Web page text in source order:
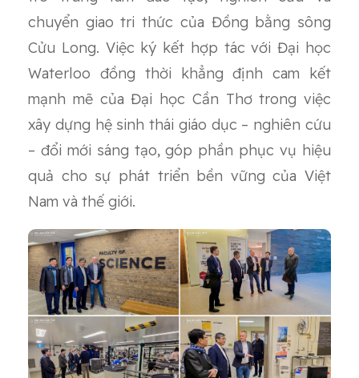
chuyển giao tri thức của Đồng bằng sông
Cửu Long. Việc ký kết hợp tác với Đại học
Waterloo đồng thời khẳng định cam kết
mạnh mẽ của Đại học Cần Thơ trong việc
xây dựng hệ sinh thái giáo dục – nghiên cứu
– đổi mới sáng tạo, góp phần phục vụ hiệu
quả cho sự phát triển bền vững của Việt
Nam và thế giới.